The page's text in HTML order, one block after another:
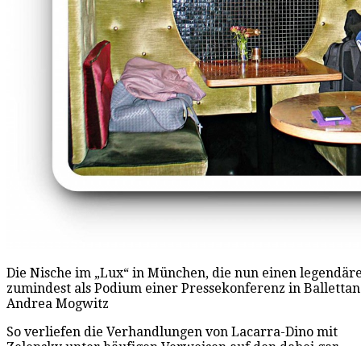
Die Nische im „Lux“ in München, die nun einen
zumindest als Podium einer Pressekonferenz in
Andrea Mogwitz
So verliefen die Verhandlungen von Lacarra-Dino mit